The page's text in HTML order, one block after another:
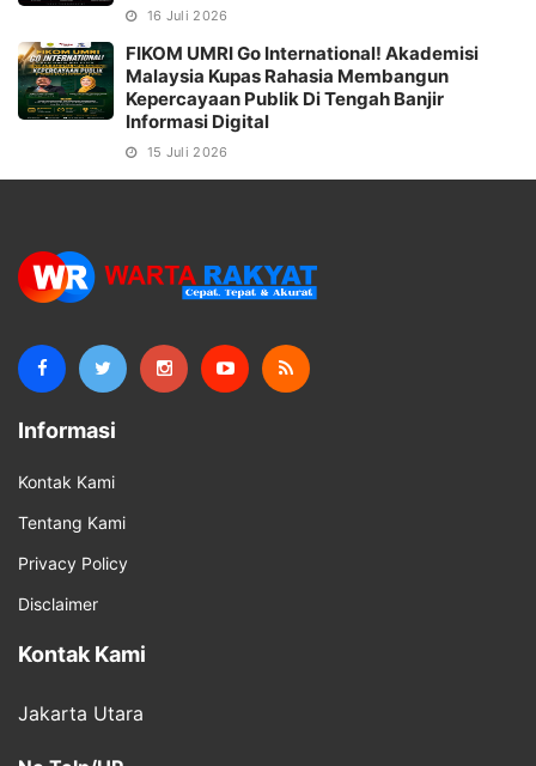
16 Juli 2026
FIKOM UMRI Go International! Akademisi
Malaysia Kupas Rahasia Membangun
Kepercayaan Publik Di Tengah Banjir
Informasi Digital
15 Juli 2026
Informasi
Kontak Kami
Tentang Kami
Privacy Policy
Disclaimer
Kontak Kami
Jakarta Utara